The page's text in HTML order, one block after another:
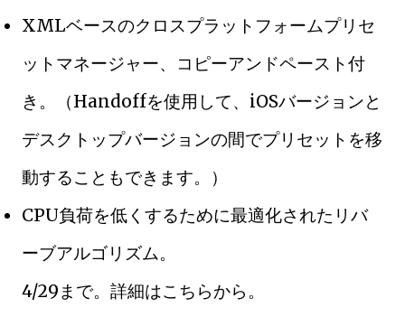
XMLベースのクロスプラットフォームプリセ
ットマネージャー、コピーアンドペースト付
き。（Handoffを使用して、iOSバージョンと
デスクトップバージョンの間でプリセットを移
動することもできます。）
CPU負荷を低くするために最適化されたリバ
ーブアルゴリズム。
4/29まで。詳細はこちらから。